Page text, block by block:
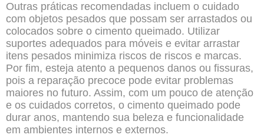
Outras práticas recomendadas incluem o cuidado
com objetos pesados que possam ser arrastados ou
colocados sobre o cimento queimado. Utilizar
suportes adequados para móveis e evitar arrastar
itens pesados minimiza riscos de riscos e marcas.
Por fim, esteja atento a pequenos danos ou fissuras,
pois a reparação precoce pode evitar problemas
maiores no futuro. Assim, com um pouco de atenção
e os cuidados corretos, o cimento queimado pode
durar anos, mantendo sua beleza e funcionalidade
em ambientes internos e externos.